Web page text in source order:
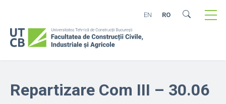
EN RO
Repartizare Com III – 30.06